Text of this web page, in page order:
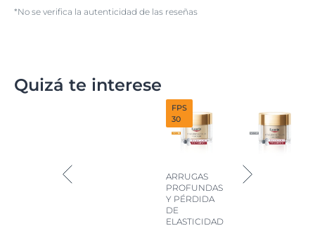
*No se verifica la autenticidad de las reseñas
Quizá te interese
FPS
30
ARRUGAS
PROFUNDAS
Y PÉRDIDA
DE
ELASTICIDAD